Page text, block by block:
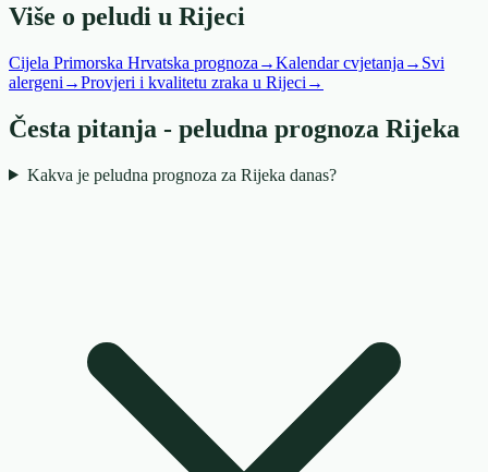
Više o peludi u Rijeci
Cijela Primorska Hrvatska prognoza →Kalendar cvjetanja → Svi
alergeni →Provjeri i kvalitetu zraka u Rijeci →
Česta pitanja - peludna prognoza Rijeka
Kakva je peludna prognoza za Rijeka danas?